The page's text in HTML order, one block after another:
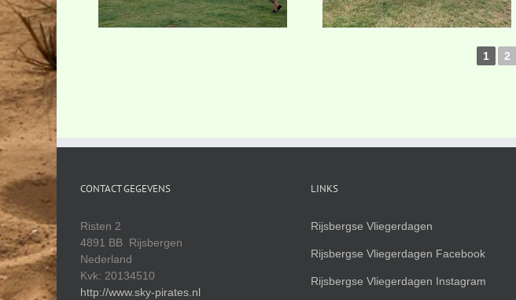
1 2
CONTACT GEGEVENS
Risten 2
4891 BB Rijsbergen
Nederland
Kvk: 20134510
http://www.sky-pirates.nl
LINKS
Rijsbergse Vliegerdagen
Rijsbergse Vliegerdagen Facebook
Rijsbergse Vliegerdagen Instagram